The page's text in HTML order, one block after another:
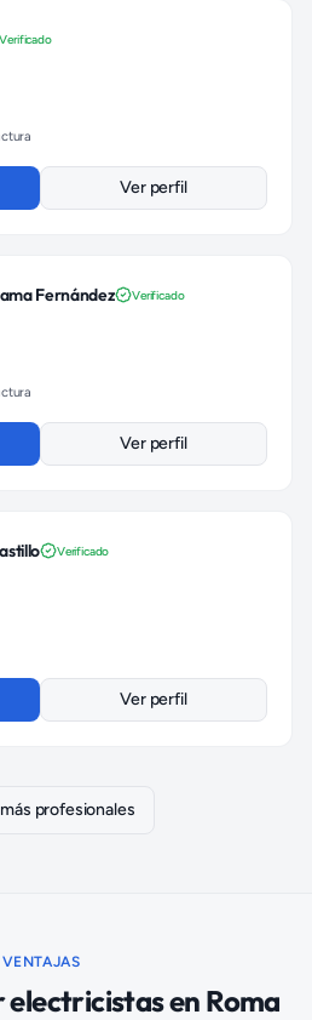
Verificado
Ver perfil
Fernández Verificado
Ver perfil
Verificado
Ver perfil
profesionales
VENTAJAS
electricistasen Roma